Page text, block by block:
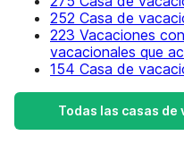
252 Casa de
223 Vacaciones
vacacionales que
154 Casa de
Todas las casas